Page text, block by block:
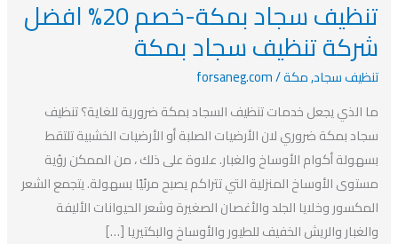
تنظيف سجاد بمكة-خصم 20% افضل
شركة تنظيف سجاد بمكة
تنظيف سجاد,مكة/
forsaneg.com
ما الذي يجعل خدمات تنظيف السجاد بمكة ضرورية للغاية؟ تنظيف
سجاد بمكة ضروري لان الأرضيات الصلبة أو الأرضيات الخشبية تلتقط
بسهولة أكوام الأوساخ والغبار. علاوة على ذلك ، من الممكن رؤية
مستوى الأوساخ المنزلية التي تتراكم يصبح مرئيًا بسهولة. يتجمع الشعر
المكسور وخلايا الجلد والأغصان الصغيرة وشعر الحيوانات الأليفة
والغبار والريش الخفيف للطيور والأوساخ والبكتيريا […]
تنظيف
سجاد
بمكة-
خصم
20%
افضل
شركة
تنظيف
سجاد
بمكة